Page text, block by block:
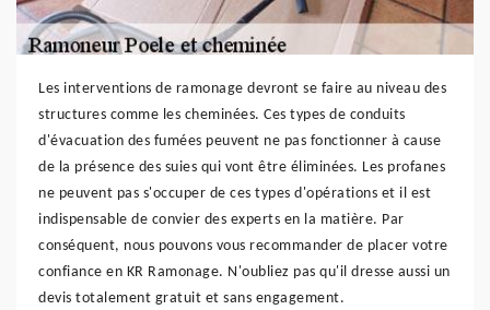
Les interventions de ramonage devront se faire au niveau des
structures comme les cheminées. Ces types de conduits
d'évacuation des fumées peuvent ne pas fonctionner à cause
de la présence des suies qui vont être éliminées. Les profanes
ne peuvent pas s'occuper de ces types d'opérations et il est
indispensable de convier des experts en la matière. Par
conséquent, nous pouvons vous recommander de placer votre
confiance en KR Ramonage. N'oubliez pas qu'il dresse aussi un
devis totalement gratuit et sans engagement.